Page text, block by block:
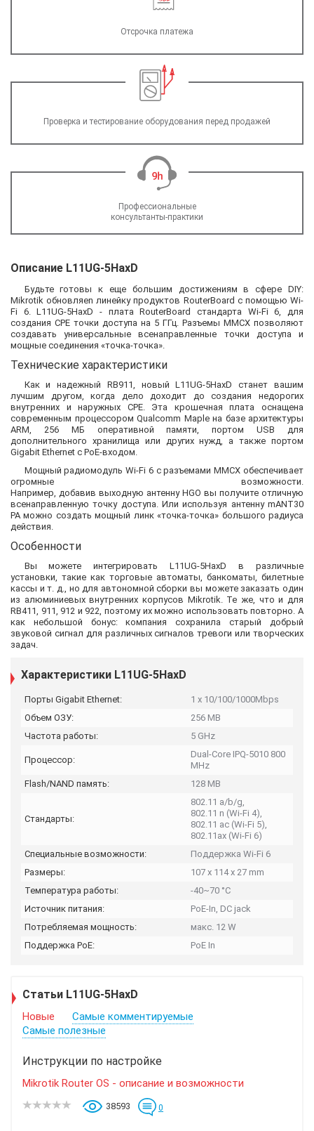
Отсрочка платежа
Проверка и тестирование оборудования перед продажей
Профессиональные
консультанты-практики
Описание L11UG-5HaxD
Будьте готовы к еще большим достижениям в сфере DIY:
Mikrotik обновляеn линейку продуктов RouterBoard с помощью Wi-
Fi 6. L11UG-5HaxD - плата RouterBoard стандарта Wi-Fi 6, для
создания CPE точки доступа на 5 ГГц. Разъемы MMCX позволяют
создавать универсальные всенаправленные точки доступа и
мощные соединения «точка-точка».
Технические характеристики
Как и надежный RB911, новый L11UG-5HaxD станет вашим
лучшим другом, когда дело доходит до создания недорогих
внутренних и наружных CPE. Эта крошечная плата оснащена
современным процессором Qualcomm Maple на базе архитектуры
ARM, 256 МБ оперативной памяти, портом USB для
дополнительного хранилища или других нужд, а также портом
Gigabit Ethernet с PoE-входом.
Мощный радиомодуль Wi-Fi 6 с разъемами MMCX обеспечивает
огромные возможности.
Например, добавив выходную антенну HGO вы получите отличную
всенаправленную точку доступа. Или используя антенну mANT30
PA можно создать мощный линк «точка-точка» большого радиуса
действия.
Особенности
Вы можете интегрировать L11UG-5HaxD в различные
установки, такие как торговые автоматы, банкоматы, билетные
кассы и т. д., но для автономной сборки вы можете заказать один
из алюминиевых внутренних корпусов Mikrotik. Те же, что и для
RB411, 911, 912 и 922, поэтому их можно использовать повторно. А
как небольшой бонус: компания сохранила старый добрый
звуковой сигнал для различных сигналов тревоги или творческих
задач.
Характеристики L11UG-5HaxD
Порты Gigabit Ethernet:
1 x 10/100/1000Mbps
Объем ОЗУ:
256 MB
Частота работы:
5 GHz
Процессор:
Dual-Core IPQ-5010 800
MHz
Flash/NAND память:
128 MB
Стандарты:
802.11 a/b/g,
802.11 n (Wi-Fi 4),
802.11 ac (Wi-Fi 5),
802.11ax (Wi-Fi 6)
Специальные возможности:
Поддержка Wi-Fi 6
Размеры:
107 x 114 x 27 mm
Температура работы:
-40~70 °C
Источник питания:
PoE-In, DC jack
Потребляемая мощность:
макс. 12 W
Поддержка PoE:
PoE In
Статьи L11UG-5HaxD
Новые
Самые комментируемые
Самые полезные
Инструкции по настройке
Mikrotik Router OS - описание и возможности
38593 0